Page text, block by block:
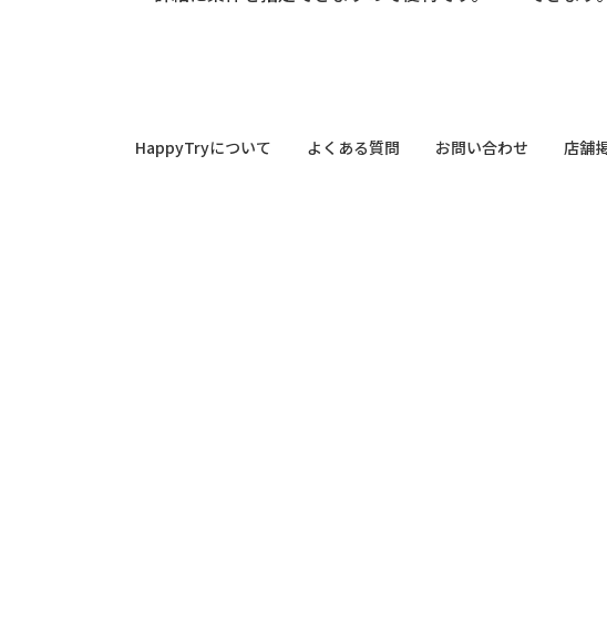
HappyTryについて よくある質問 お問い合わせ 店舗